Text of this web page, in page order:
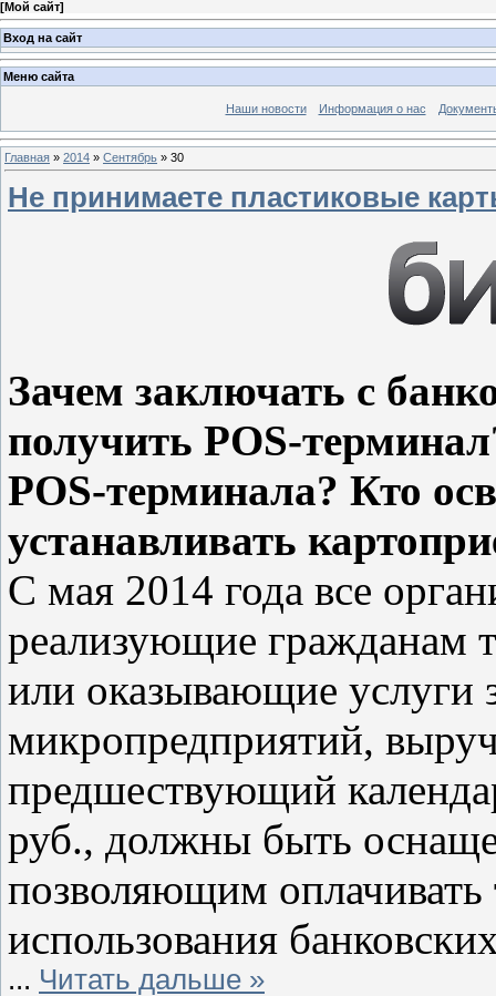
[Мой сайт]
Вход на сайт
Меню сайта
Наши новости Информация о нас
Главная » 2014 » Сентябрь » 30
Не принимаете пластиковые
Зачем заключать с
получить POS-
POS-терминала? Кто
устанавливать
С мая 2014 года все
реализующие гражданам
или оказывающие услуги
микропредприятий,
предшествующий
руб., должны быть
позволяющим оплачивать
использования
... Читать дальше »